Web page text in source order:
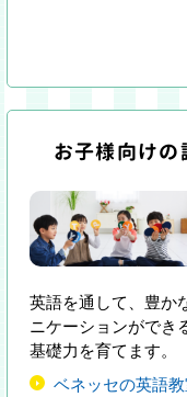
お子様向けの
英語を通して、豊か
ニケーションができ
基礎力を育てます。
ベネッセの英語教